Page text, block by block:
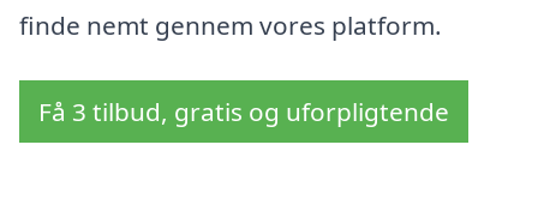
finde nemt gennem vores platform.
Få 3 tilbud, gratis og uforpligtende